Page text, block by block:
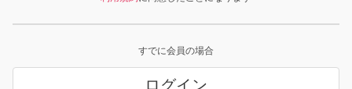
すでに会員の場合
ログイン